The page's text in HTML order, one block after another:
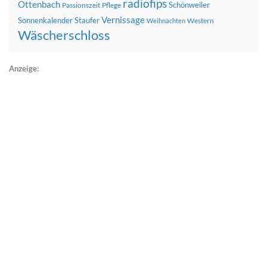
Ottenbach Passionszeit Pflege radiofipsSchönweiler
SonnenkalenderStauferVernissage Weihnachten Western
Wäscherschloss
Anzeige: